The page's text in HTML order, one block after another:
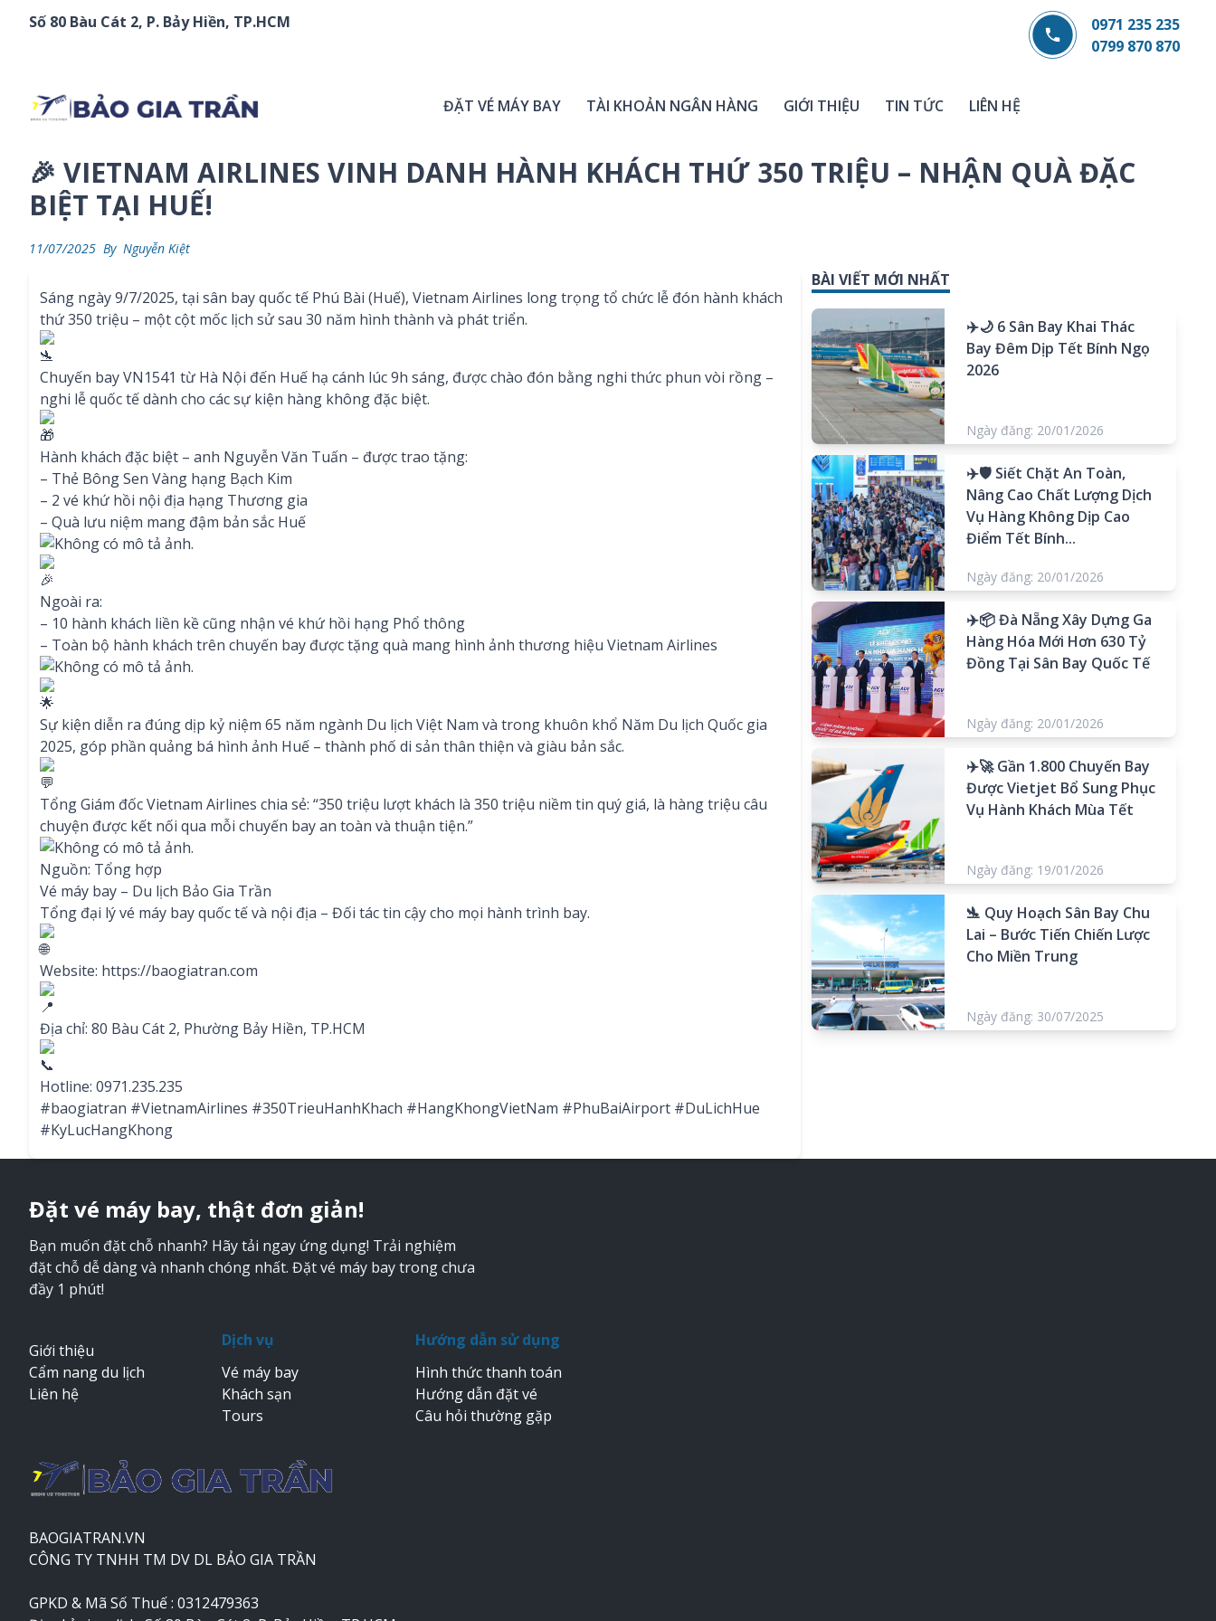
Chuyển đến phần nội dung
Số 80 Bàu Cát 2, P. Bảy Hiền, TP.HCM
0971 235 235
0799 870 870
ĐẶT VÉ MÁY BAY TÀI KHOẢN NGÂN HÀNG GIỚI THIỆU TIN TỨC LIÊN HỆ
🎉 VIETNAM AIRLINES VINH DANH HÀNH KHÁCH THỨ 350 TRIỆU – NHẬN QUÀ ĐẶC
BIỆT TẠI HUẾ!
11/07/2025 By Nguyễn Kiệt
Sáng ngày 9/7/2025, tại sân bay quốc tế Phú Bài (Huế), Vietnam Airlines long trọng tổ chức lễ đón hành khách
thứ 350 triệu – một cột mốc lịch sử sau 30 năm hình thành và phát triển.
Chuyến bay VN1541 từ Hà Nội đến Huế hạ cánh lúc 9h sáng, được chào đón bằng nghi thức phun vòi rồng –
nghi lễ quốc tế dành cho các sự kiện hàng không đặc biệt.
Hành khách đặc biệt – anh Nguyễn Văn Tuấn – được trao tặng:
– Thẻ Bông Sen Vàng hạng Bạch Kim
– 2 vé khứ hồi nội địa hạng Thương gia
– Quà lưu niệm mang đậm bản sắc Huế
Ngoài ra:
– 10 hành khách liền kề cũng nhận vé khứ hồi hạng Phổ thông
– Toàn bộ hành khách trên chuyến bay được tặng quà mang hình ảnh thương hiệu Vietnam Airlines
Sự kiện diễn ra đúng dịp kỷ niệm 65 năm ngành Du lịch Việt Nam và trong khuôn khổ Năm Du lịch Quốc gia
2025, góp phần quảng bá hình ảnh Huế – thành phố di sản thân thiện và giàu bản sắc.
Tổng Giám đốc Vietnam Airlines chia sẻ: “350 triệu lượt khách là 350 triệu niềm tin quý giá, là hàng triệu câu
chuyện được kết nối qua mỗi chuyến bay an toàn và thuận tiện.”
Nguồn: Tổng hợp
Vé máy bay – Du lịch Bảo Gia Trần
Tổng đại lý vé máy bay quốc tế và nội địa – Đối tác tin cậy cho mọi hành trình bay.
Website: https://baogiatran.com
Địa chỉ: 80 Bàu Cát 2, Phường Bảy Hiền, TP.HCM
Hotline: 0971.235.235
#baogiatran #VietnamAirlines #350TrieuHanhKhach #HangKhongVietNam #PhuBaiAirport #DuLichHue
#KyLucHangKhong
BÀI VIẾT MỚI NHẤT
✈️🌙 6 Sân Bay Khai Thác
Bay Đêm Dịp Tết Bính Ngọ
2026
Ngày đăng: 20/01/2026
✈️🛡️ Siết Chặt An Toàn,
Nâng Cao Chất Lượng Dịch
Vụ Hàng Không Dịp Cao
Điểm Tết Bính...
Ngày đăng: 20/01/2026
✈️📦 Đà Nẵng Xây Dựng Ga
Hàng Hóa Mới Hơn 630 Tỷ
Đồng Tại Sân Bay Quốc Tế
Ngày đăng: 20/01/2026
✈️🚀 Gần 1.800 Chuyến Bay
Được Vietjet Bổ Sung Phục
Vụ Hành Khách Mùa Tết
Ngày đăng: 19/01/2026
🛬 Quy Hoạch Sân Bay Chu
Lai – Bước Tiến Chiến Lược
Cho Miền Trung
Ngày đăng: 30/07/2025
Đặt vé máy bay, thật đơn giản!
Bạn muốn đặt chỗ nhanh? Hãy tải ngay ứng dụng! Trải nghiệm
đặt chỗ dễ dàng và nhanh chóng nhất. Đặt vé máy bay trong chưa
đầy 1 phút!
Giới thiệu
Cẩm nang du lịch
Liên hệ
Dịch vụ
Vé máy bay
Khách sạn
Tours
Hướng dẫn sử dụng
Hình thức thanh toán
Hướng dẫn đặt vé
Câu hỏi thường gặp
BAOGIATRAN.VN
CÔNG TY TNHH TM DV DL BẢO GIA TRẦN
GPKD & Mã Số Thuế : 0312479363